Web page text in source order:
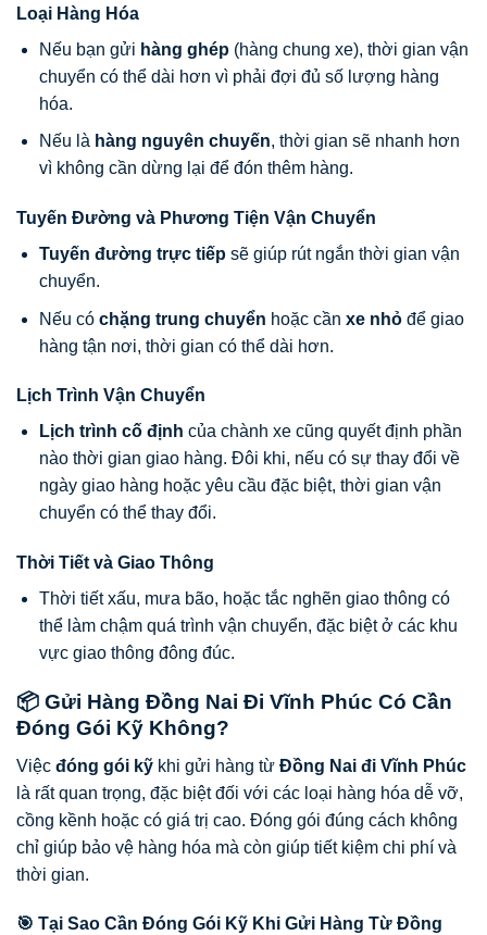
Loại Hàng Hóa
Nếu bạn gửi hàng ghép(hàng chung xe), thời gian vận
chuyển có thể dài hơn vì phải đợi đủ số lượng hàng
hóa.
Nếu là hàng nguyên chuyến, thời gian sẽ nhanh hơn
vì không cần dừng lại để đón thêm hàng.
Tuyến Đường và Phương Tiện Vận Chuyển
Tuyến đường trực tiếpsẽ giúp rút ngắn thời gian vận
chuyển.
Nếu có chặng trung chuyển hoặc cần xe nhỏđể giao
hàng tận nơi, thời gian có thể dài hơn.
Lịch Trình Vận Chuyển
Lịch trình cố định của chành xe cũng quyết định phần
nào thời gian giao hàng. Đôi khi, nếu có sự thay đổi về
ngày giao hàng hoặc yêu cầu đặc biệt, thời gian vận
chuyển có thể thay đổi.
Thời Tiết và Giao Thông
Thời tiết xấu, mưa bão, hoặc tắc nghẽn giao thông có
thể làm chậm quá trình vận chuyển, đặc biệt ở các khu
vực giao thông đông đúc.
📦 Gửi Hàng Đồng Nai Đi Vĩnh Phúc Có Cần
Đóng Gói Kỹ Không?
Việc đóng gói kỹ khi gửi hàng từ Đồng Nai đi Vĩnh Phúc
là rất quan trọng, đặc biệt đối với các loại hàng hóa dễ vỡ,
cồng kềnh hoặc có giá trị cao. Đóng gói đúng cách không
chỉ giúp bảo vệ hàng hóa mà còn giúp tiết kiệm chi phí và
thời gian.
🎯 Tại Sao Cần Đóng Gói Kỹ Khi Gửi Hàng Từ Đồng